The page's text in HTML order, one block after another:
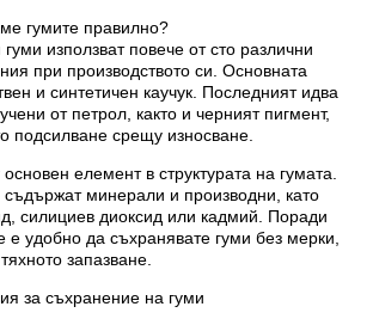
гумите правилно?
използват повече от сто различни
при производството си. Основната
и синтетичен каучук. Последният идва
от петрол, както и черният пигмент,
подсилване срещу износване.
елемент в структурата на гумата.
минерали и производни, като
силициев диоксид или кадмий. Поради
е удобно да съхранявате гуми без мерки,
запазване.
за съхранение на гуми